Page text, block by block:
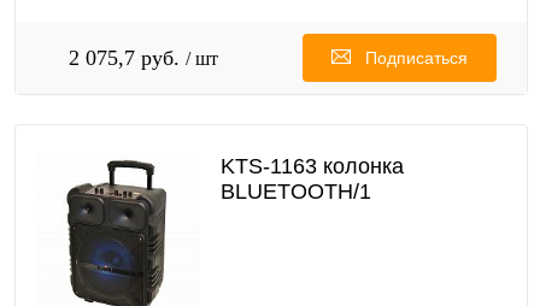
2 075,7 руб. / шт Подписаться
KTS-1163 колонка
BLUETOOTH/1